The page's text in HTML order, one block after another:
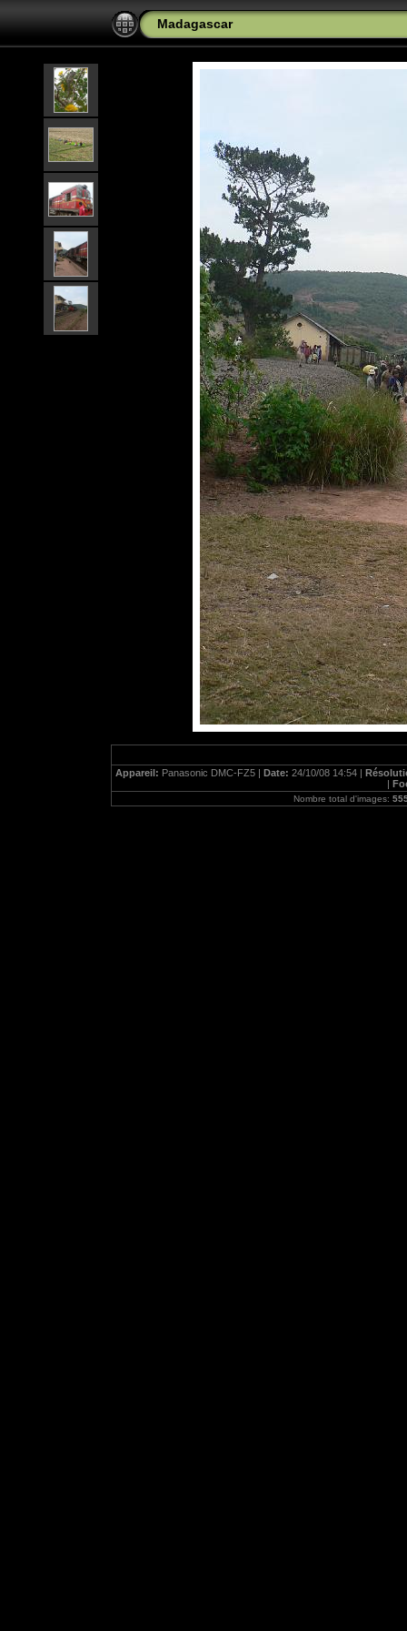
Madagascar
Appareil: Panasonic DMC-FZ5 | Date: 24/10/08 14:54 |
|
Nombre total d'images: